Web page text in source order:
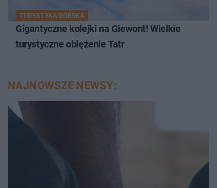
TURYSTYKA GÓRSKA
Gigantyczne kolejki na Giewont! Wielkie
turystyczne oblężenie Tatr
NAJNOWSZE NEWSY: